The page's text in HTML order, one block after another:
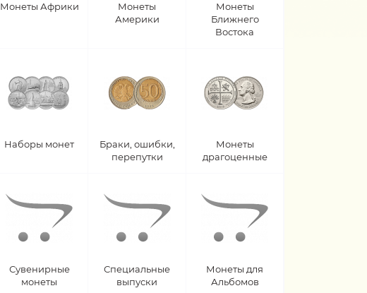
Монеты Африки
Монеты
Америки
Монеты
Ближнего
Востока
Наборы монет
Браки, ошибки,
перепутки
Монеты
драгоценные
Сувенирные
монеты
Специальные
выпуски
Монеты для
Альбомов